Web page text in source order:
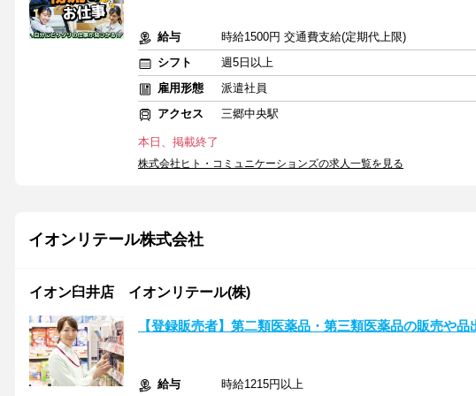
給与
時給1500円 交通費支給(定期代上限)
シフト
週5日以上
雇用形態
派遣社員
アクセス
三郷中央駅
本日、掲載終了
株式会社ヒト・コミュニケーションズの求人一覧を見る
イオンリテール株式会社
イオン臼井店 イオンリテール(株)
【登録販売者】第二類医薬品・第三類医薬品の販売や
給与 時給1215円以上